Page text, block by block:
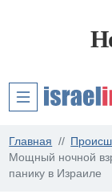
Главная
Мощный ночной
панику в Израиле